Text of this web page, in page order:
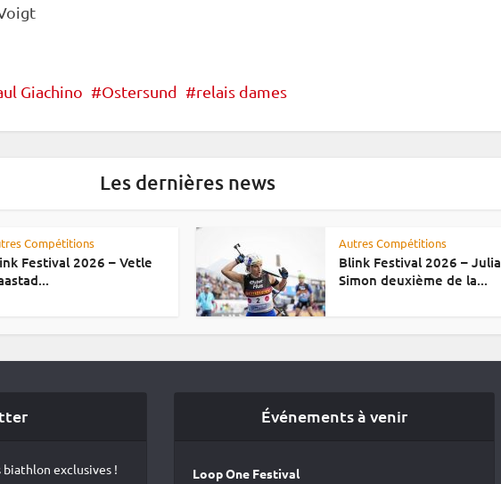
Giachino Ostersund relais dames
Les dernières news
Compétitions
Festival 2026 – Vetle
Autres Compétitions
Blink Festival 2026 – Julia
Simon deuxième de la...
biathlon exclusives !
Événements à venir
Loop One Festival